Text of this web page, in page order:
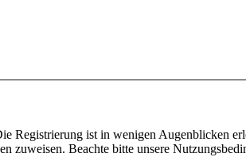
Registrierung ist in wenigen Augenblicken
zuweisen. Beachte bitte unsere